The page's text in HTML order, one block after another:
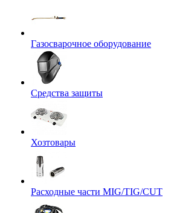
Газосварочное оборудование
Средства защиты
Хозтовары
Расходные части MIG/TIG/CUT